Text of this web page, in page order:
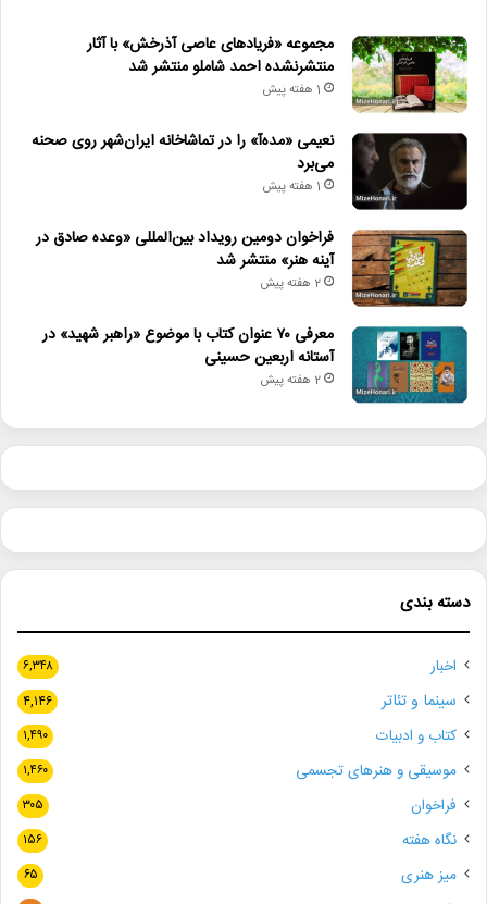
مجموعه «فریادهای عاصی آذرخش» با آثار
منتشرنشده احمد شاملو منتشر شد
1 هفته پیش
نعیمی «مده‌آ» را در تماشاخانه ایران‌شهر روی صحنه
می‌برد
1 هفته پیش
فراخوان دومین رویداد بین‌المللی «وعده صادق در
آینه هنر» منتشر شد
2 هفته پیش
معرفی ۷۰ عنوان کتاب با موضوع «راهبر شهید» در
آستانه اربعین حسینی
2 هفته پیش
دسته بندی
اخبار ۶,۳۴۸
سینما و تئاتر ۴,۱۴۶
کتاب و ادبیات ۱,۴۹۰
موسیقی و هنرهای تجسمی ۱,۴۶۰
فراخوان ۳۰۵
نگاه هفته ۱۵۶
میز هنری ۶۵